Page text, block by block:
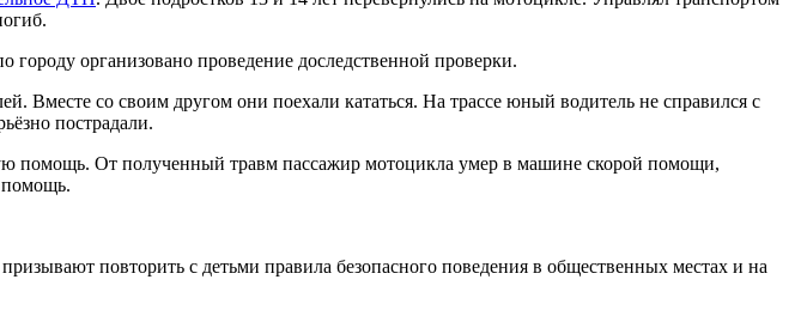
организовано проведение доследственной проверки.
Вместе со своим другом они поехали кататься. На трассе юный водитель не справился с
пострадали.
помощь. От полученный травм пассажир мотоцикла умер в машине скорой помощи,
помощь.
повторить с детьми правила безопасного поведения в общественных местах и на